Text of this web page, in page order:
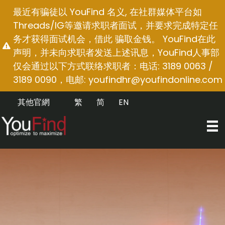
容
最近有骗徒以 YouFind 名义, 在社群媒体平台如
Threads/IG等邀请求职者面试，并要求完成特定任
务才获得面试机会，借此 骗取金钱。 YouFind在此
声明，并未向求职者发送上述讯息，YouFind人事部
仅会通过以下方式联络求职者：电话: 3189 0063 /
3189 0090，电邮: youfindhr@youfindonline.com
其他官網 EN
简
繁